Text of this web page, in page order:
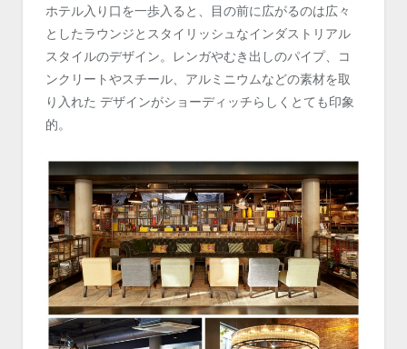
ホテル入り口を一歩入ると、目の前に広がるのは広々
としたラウンジとスタイリッシュなインダストリアル
スタイルのデザイン。レンガやむき出しのパイプ、コ
ンクリートやスチール、アルミニウムなどの素材を取
り入れた デザインがショーディッチらしくとても印象
的。